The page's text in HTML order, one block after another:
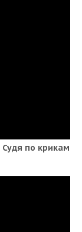
по крикам